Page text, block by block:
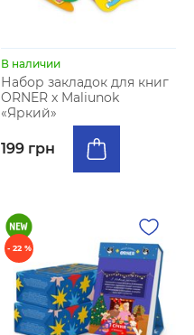
В наличии
Набор закладок для книг
ORNER x Maliunok
«Яркий»
199 грн
- 22 %